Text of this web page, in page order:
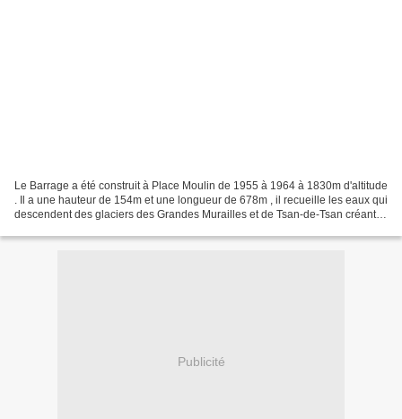
Le Barrage a été construit à Place Moulin de 1955 à 1964 à 1830m d'altitude
. Il a une hauteur de 154m et une longueur de 678m , il recueille les eaux qui
descendent des glaciers des Grandes Murailles et de Tsan-de-Tsan créant
Publicité